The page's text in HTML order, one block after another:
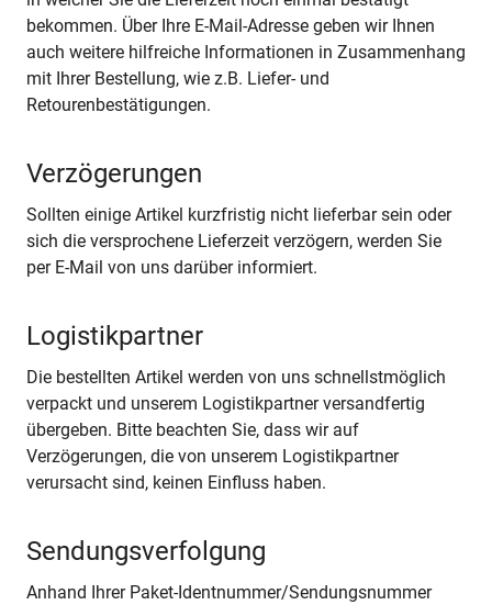
bekommen. Über Ihre E-Mail-Adresse geben wir Ihnen
auch weitere hilfreiche Informationen in Zusammenhang
mit Ihrer Bestellung, wie z.B. Liefer- und
Retourenbestätigungen.
Verzögerungen
Sollten einige Artikel kurzfristig nicht lieferbar sein oder
sich die versprochene Lieferzeit verzögern, werden Sie
per E-Mail von uns darüber informiert.
Logistikpartner
Die bestellten Artikel werden von uns schnellstmöglich
verpackt und unserem Logistikpartner versandfertig
übergeben. Bitte beachten Sie, dass wir auf
Verzögerungen, die von unserem Logistikpartner
verursacht sind, keinen Einfluss haben.
Sendungsverfolgung
Anhand Ihrer Paket-Identnummer/Sendungsnummer